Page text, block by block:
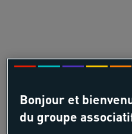
Bonjour et
du groupe